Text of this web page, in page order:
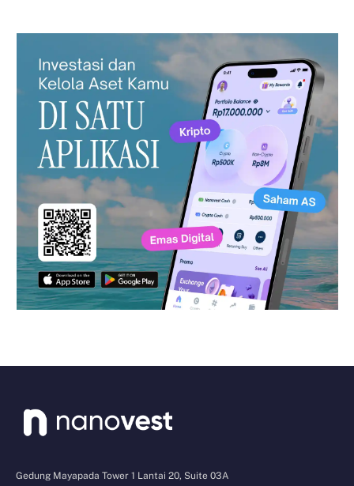
Gedung Mayapada Tower 1 Lantai 20, Suite 03A